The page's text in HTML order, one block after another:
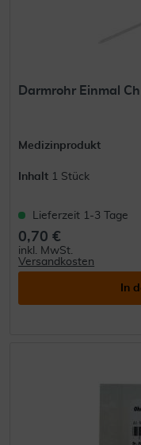
Darmrohr Einmal
Medizinprodukt
Inhalt 1 Stück
Lieferzeit 1-3 Tage
0,70 €
inkl. MwSt.
Versandkosten
In